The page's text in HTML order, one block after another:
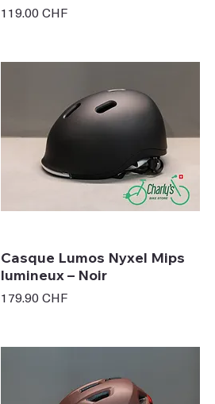
Prix
119.00 CHF
Casque Lumos Nyxel Mips
lumineux – Noir
Prix
179.90 CHF